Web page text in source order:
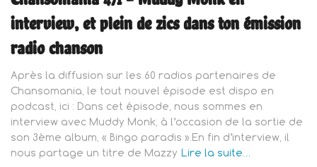
interview, et plein de zics dans ton émission
radio chanson
Après la diffusion sur les 60 radios partenaires de
Chansomania, le tout nouvel épisode est dispo en
podcast, ici : Dans cet épisode, nous sommes en
interview avec Muddy Monk, à l’occasion de la sortie de
son 3ème album, « Bingo paradis ».En fin d’interview, il
nous partage un titre de Mazzy Lire la suite…